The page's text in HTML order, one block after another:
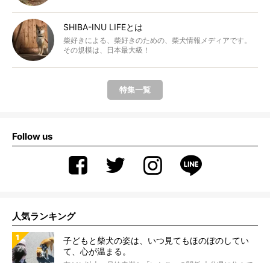
SHIBA-INU LIFEとは
柴好きによる、柴好きのための、柴犬情報メディアです。
その規模は、日本最大級！
特集一覧
Follow us
人気ランキング
子どもと柴犬の姿は、いつ見てもほのぼのしてい
て、心が温まる。